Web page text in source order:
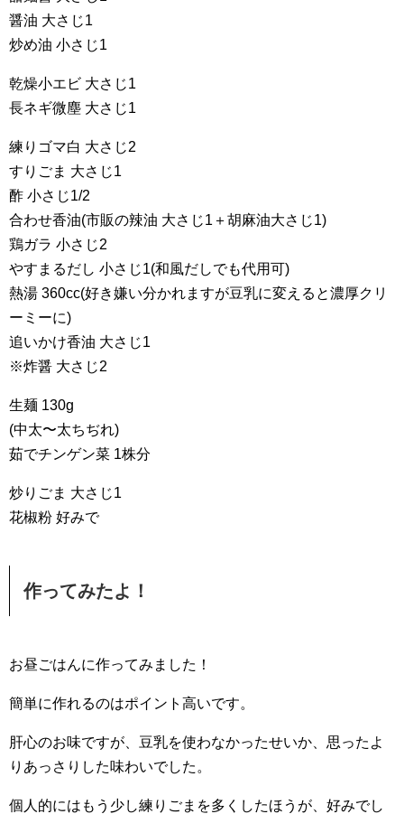
醤油 大さじ1
炒め油 小さじ1
乾燥小エビ 大さじ1
長ネギ微塵 大さじ1
練りゴマ白 大さじ2
すりごま 大さじ1
酢 小さじ1/2
合わせ香油(市販の辣油 大さじ1＋胡麻油大さじ1)
鶏ガラ 小さじ2
やすまるだし 小さじ1(和風だしでも代用可)
熱湯 360cc(好き嫌い分かれますが豆乳に変えると濃厚クリ
ーミーに)
追いかけ香油 大さじ1
※炸醤 大さじ2
生麺 130g
(中太〜太ちぢれ)
茹でチンゲン菜 1株分
炒りごま 大さじ1
花椒粉 好みで
作ってみたよ！
お昼ごはんに作ってみました！
簡単に作れるのはポイント高いです。
肝心のお味ですが、豆乳を使わなかったせいか、思ったよ
りあっさりした味わいでした。
個人的にはもう少し練りごまを多くしたほうが、好みでし